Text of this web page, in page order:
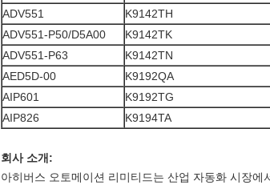
ADV551
K9142TH
ADV551-P50/D5A00
K9142TK
ADV551-P63
K9142TN
AED5D-00
K9192QA
AIP601
K9192TG
AIP826
K9194TA
회사 소개:
아히버스 오토메이션 리미티드는 산업 자동화 시장